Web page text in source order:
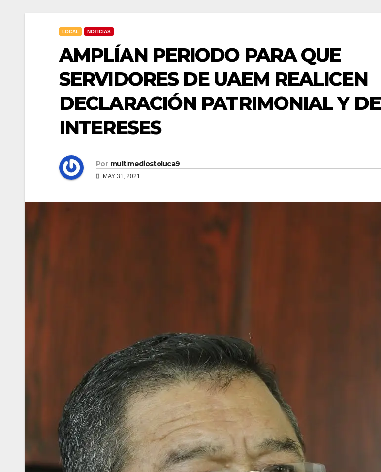
LOCAL NOTICIAS
AMPLÍAN PERIODO PARA QUE
SERVIDORES DE UAEM REALICEN
DECLARACIÓN PATRIMONIAL Y DE
INTERESES
Por multimediostoluca9
MAY 31, 2021